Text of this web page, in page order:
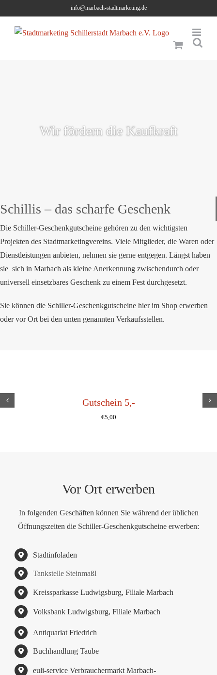
content
info@marbach-stadtmarketing.de
Wir fördern die Kaufkraft
Schillis – das scharfe Geschenk
Die Schiller-Geschenkgutscheine gehören zu den wichtigsten
Projekten des Stadtmarketingvereins. Viele Mitglieder, die Waren oder
Dienstleistungen anbieten, nehmen sie gerne entgegen. Längst haben
sie sich in Marbach als kleine Anerkennung zwischendurch oder
universell einsetzbares Geschenk zu einem Fest durchgesetzt.
Sie können die Schiller-Geschenkgutscheine hier im Shop erwerben
oder vor Ort bei den unten genannten Verkaufsstellen.
Gutschein 5,-
€5,00
Vor Ort erwerben
In folgenden Geschäften können Sie während der üblichen
Öffnungszeiten die Schiller-Geschenkgutscheine erwerben:
Stadtinfoladen
Tankstelle Steinmaßl
Kreissparkasse Ludwigsburg, Filiale Marbach
Volksbank Ludwigsburg, Filiale Marbach
Antiquariat Friedrich
Buchhandlung Taube
euli-service Verbrauchermarkt Marbach-